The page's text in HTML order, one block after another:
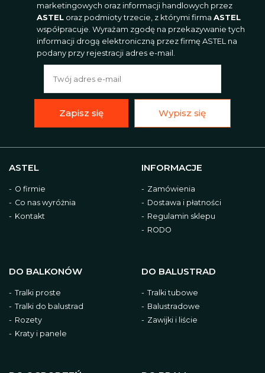
ASTEL
O firmie
Co nas wyróżnia
Kontakt
INFORMACJE
Zamówienia
Dostawa i płatności
Regulamin sklepu
RODO
DO BALKONÓW
Tralki proste
Tralki do balustrad
Rozety
Kraty i panele
DO BALUSTRAD
Tralki tubowe
Balustradowe
Zawijki i liście
marketingowych oraz informacji handlowych przez
ASTEL oraz podmioty trzecie, z którymi firma ASTEL
współpracuje. Wyrażam zgodę na przekazywanie tych
informacji drogą elektroniczną przez firmę ASTEL na
podany przy rejestracji adres e-mail.
Zapisz się Wypisz się